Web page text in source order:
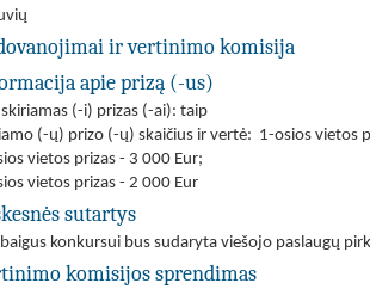
ir vertinimo komisija
apie prizą (-us)
skiriamas (-i) prizas (-ai): taip
(-ų) prizo (-ų) skaičius ir vertė: 1-osios vietos
vietos prizas - 3 000 Eur;
vietos prizas - 2 000 Eur
sutartys
konkursui bus sudaryta viešojo paslaugų
komisijos sprendimas